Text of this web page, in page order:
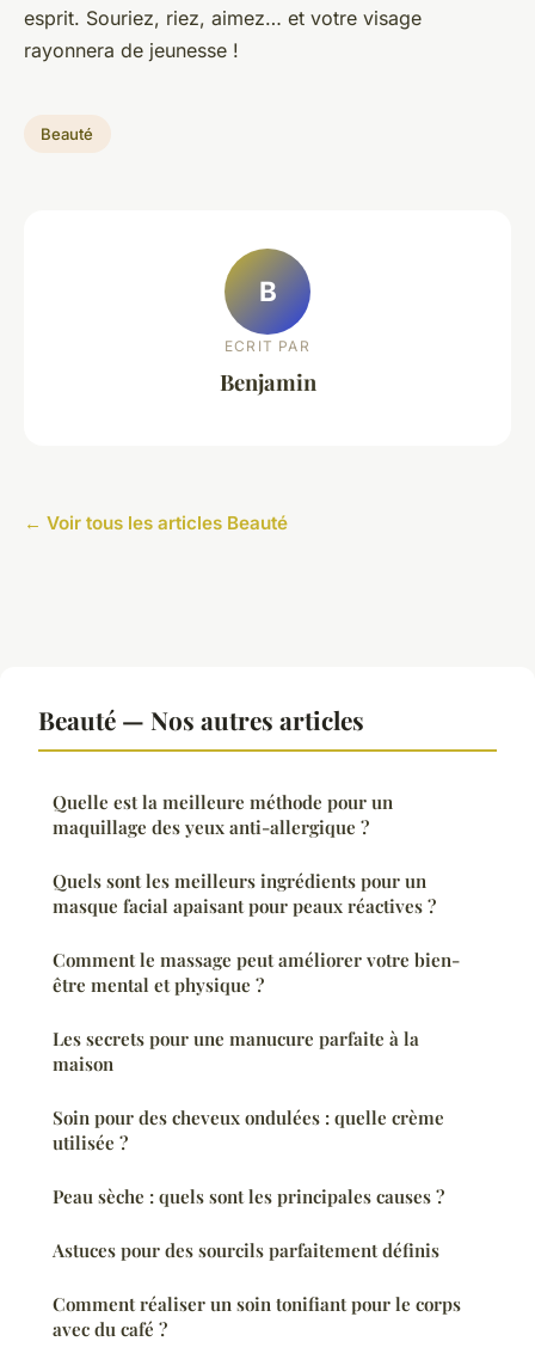
esprit. Souriez, riez, aimez… et votre visage
rayonnera de jeunesse !
Beauté
B
ECRIT PAR
Benjamin
← Voir tous les articles Beauté
Beauté — Nos autres articles
Quelle est la meilleure méthode pour un
maquillage des yeux anti-allergique ?
Quels sont les meilleurs ingrédients pour un
masque facial apaisant pour peaux réactives ?
Comment le massage peut améliorer votre bien-
être mental et physique ?
Les secrets pour une manucure parfaite à la
maison
Soin pour des cheveux ondulées : quelle crème
utilisée ?
Peau sèche : quels sont les principales causes ?
Astuces pour des sourcils parfaitement définis
Comment réaliser un soin tonifiant pour le corps
avec du café ?